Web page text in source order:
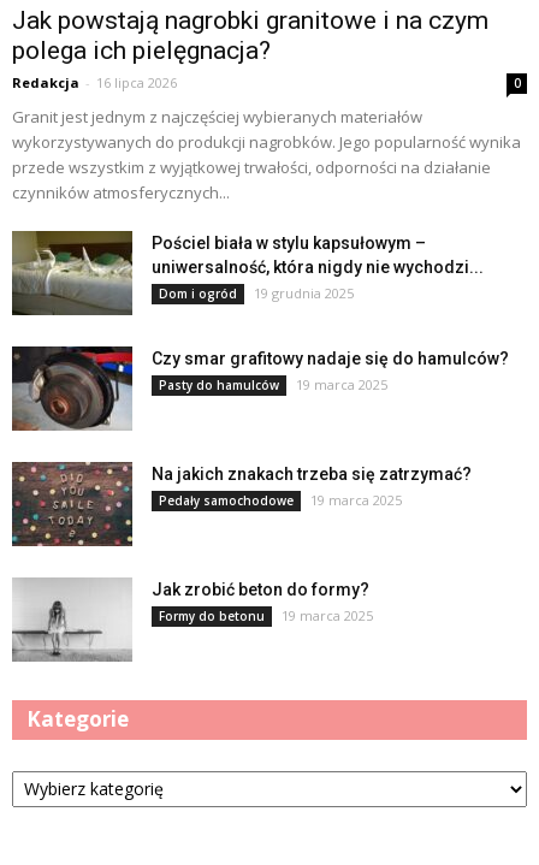
Jak powstają nagrobki granitowe i na czym
polega ich pielęgnacja?
Redakcja - 16 lipca 2026 0
Granit jest jednym z najczęściej wybieranych materiałów
wykorzystywanych do produkcji nagrobków. Jego popularność wynika
przede wszystkim z wyjątkowej trwałości, odporności na działanie
czynników atmosferycznych...
Pościel biała w stylu kapsułowym –
uniwersalność, która nigdy nie wychodzi...
Dom i ogród 19 grudnia 2025
Czy smar grafitowy nadaje się do hamulców?
Pasty do hamulców 19 marca 2025
Na jakich znakach trzeba się zatrzymać?
Pedały samochodowe 19 marca 2025
Jak zrobić beton do formy?
Formy do betonu 19 marca 2025
Kategorie
Kategorie